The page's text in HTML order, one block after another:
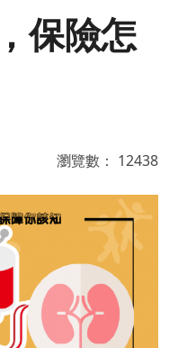
保險怎
瀏覽數： 12438